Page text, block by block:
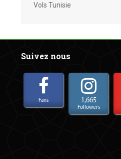
Vols Tunisie
Suivez nous
Fans 1,665
Followers